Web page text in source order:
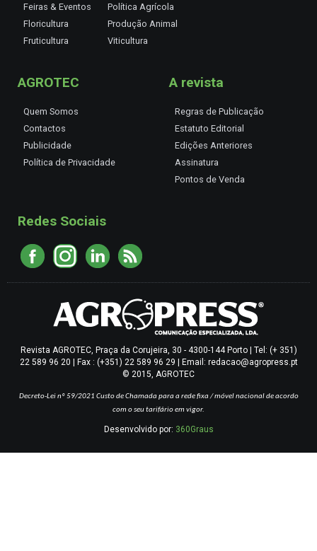
Feiras & Eventos
Floricultura
Fruticultura
Política Agrícola
Produção Animal
Viticultura
AGROTEC
Quem Somos
Contactos
Publicidade
Política de Privacidade
A revista
Regras de Publicação
Estatuto Editorial
Edições Anteriores
Assinatura
Pontos de Venda
Redes Sociais
Revista AGROTEC, Praça da Corujeira, 30 - 4300-144 Porto | Tel: (+ 351)
22 589 96 20 | Fax : (+351) 22 589 96 29 | Email: redacao@agropress.pt
© 2015, AGROTEC
Decreto-Lei nº 59/2021 Custo de Chamada para a rede fixa / móvel nacional de acordo
com o seu tarifário em vigor.
Desenvolvido por: 360Graus